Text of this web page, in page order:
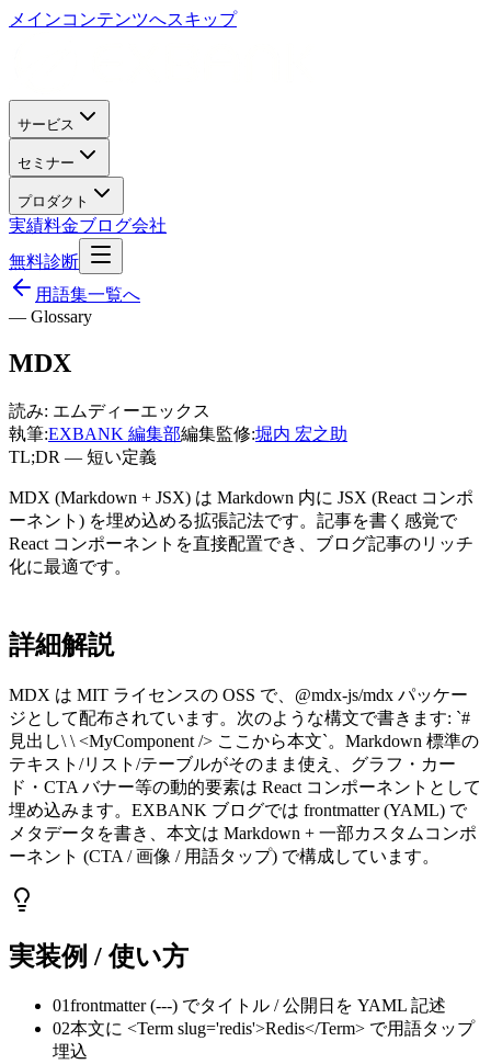
メインコンテンツへスキップ
サービス
セミナー
プロダクト
実績料金ブログ会社
無料診断
用語集一覧へ
— Glossary
MDX
読み: エムディーエックス
執筆:EXBANK 編集部編集監修:堀内 宏之助
TL;DR — 短い定義
MDX (Markdown + JSX) は Markdown 内に JSX (React コンポ
ーネント) を埋め込める拡張記法です。記事を書く感覚で
React コンポーネントを直接配置でき、ブログ記事のリッチ
化に最適です。
詳細解説
MDX は MIT ライセンスの OSS で、@mdx-js/mdx パッケー
ジとして配布されています。次のような構文で書きます: `#
見出し\ \ <MyComponent /> ここから本文`。Markdown 標準の
テキスト/リスト/テーブルがそのまま使え、グラフ・カー
ド・CTA バナー等の動的要素は React コンポーネントとして
埋め込みます。EXBANK ブログでは frontmatter (YAML) で
メタデータを書き、本文は Markdown + 一部カスタムコンポ
ーネント (CTA / 画像 / 用語タップ) で構成しています。
実装例 / 使い方
01frontmatter (---) でタイトル / 公開日を YAML 記述
02本文に <Term slug='redis'>Redis</Term> で用語タップ
埋込